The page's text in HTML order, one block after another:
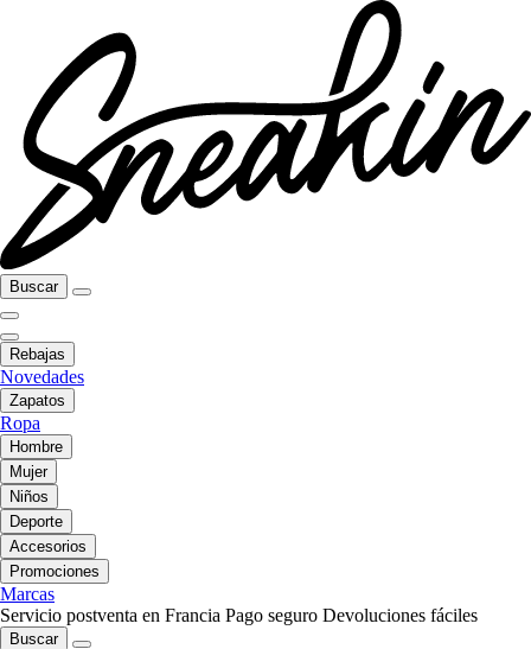
Buscar
Rebajas
Novedades
Zapatos
Ropa
Hombre
Mujer
Niños
Deporte
Accesorios
Promociones
Marcas
Servicio postventa en Francia Pago seguro Devoluciones fáciles
Buscar